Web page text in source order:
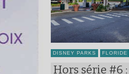
DISNEY PARKS FLORIDE
Hors série #6